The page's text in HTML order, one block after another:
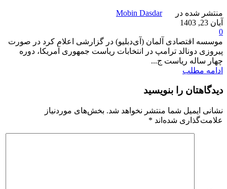
منتشر شده در
Mobin Dasdar
آبان 23, 1403
0
موسسه اقتصادی آلمان (آی‌دبلیو) در گزارشی اعلام کرد در صورت
پیروزی دونالد ترامپ در انتخابات ریاست‌ جمهوری آمریکا، دوره
چهار ساله ریاست ج...
ادامه مطلب
دیدگاهتان را بنویسید
نشانی ایمیل شما منتشر نخواهد شد. بخش‌های موردنیاز
علامت‌گذاری شده‌اند *